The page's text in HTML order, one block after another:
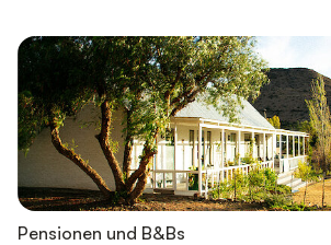
Pensionen und B&Bs